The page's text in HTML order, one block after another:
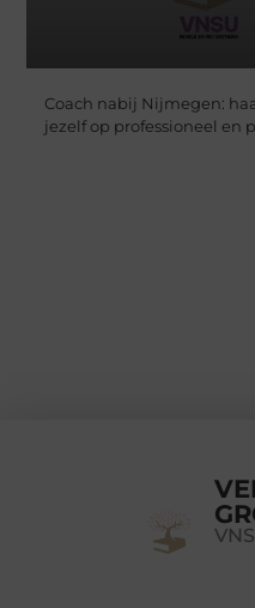
Coach nabij Nijmegen:
jezelf op professioneel en